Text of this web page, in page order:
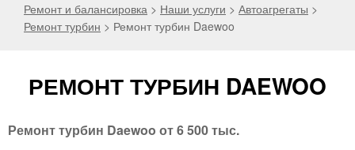
Ремонт и балансировка > Наши услуги > Автоагрегаты >
Ремонт турбин > Ремонт турбин Daewoo
РЕМОНТ ТУРБИН DAEWOO
Ремонт турбин Daewoo от 6 500 тыс.